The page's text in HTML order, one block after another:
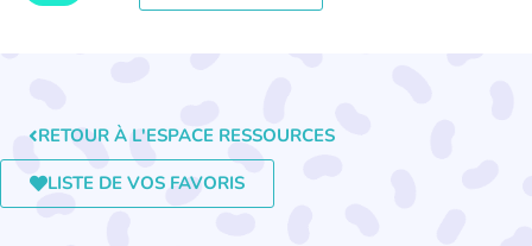
RETOUR À L'ESPACE RESSOURCES
LISTE DE VOS FAVORIS